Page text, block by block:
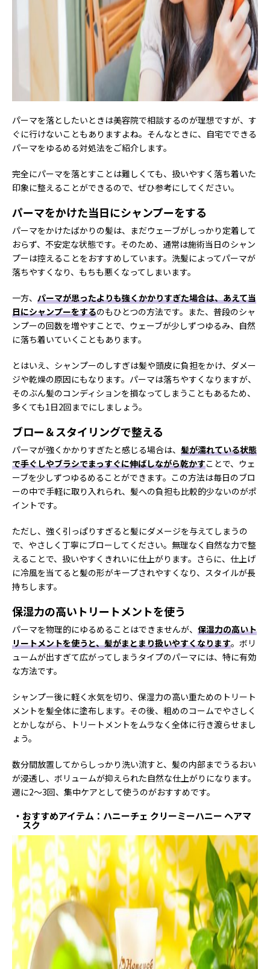
パーマを落としたいときは美容院で相談するのが理想ですが、す
ぐに行けないこともありますよね。そんなときに、自宅でできる
パーマをゆるめる対処法をご紹介します。
完全にパーマを落とすことは難しくても、扱いやすく落ち着いた
印象に整えることができるので、ぜひ参考にしてください。
パーマをかけた当日にシャンプーをする
パーマをかけたばかりの髪は、まだウェーブがしっかり定着して
おらず、不安定な状態です。そのため、通常は施術当日のシャン
プーは控えることをおすすめしています。洗髪によってパーマが
落ちやすくなり、もちも悪くなってしまいます。
一方、 パーマが思ったよりも強くかかりすぎた場合は、あえて当
日にシャンプーをするのもひとつの方法です。また、普段のシャ
ンプーの回数を増やすことで、ウェーブが少しずつゆるみ、自然
に落ち着いていくこともあります。
とはいえ、シャンプーのしすぎは髪や頭皮に負担をかけ、ダメー
ジや乾燥の原因にもなります。パーマは落ちやすくなりますが、
そのぶん髪のコンディションを損なってしまうこともあるため、
多くても1日2回までにしましょう。
ブロー＆スタイリングで整える
パーマが強くかかりすぎたと感じる場合は、 髪が濡れている状態
で手ぐしやブラシでまっすぐに伸ばしながら乾かすことで、ウェ
ーブを少しずつゆるめることができます。この方法は毎日のブロ
ーの中で手軽に取り入れられ、髪への負担も比較的少ないのがポ
イントです。
ただし、強く引っぱりすぎると髪にダメージを与えてしまうの
で、やさしく丁寧にブローしてください。無理なく自然な力で整
えることで、扱いやすくきれいに仕上がります。さらに、仕上げ
に冷風を当てると髪の形がキープされやすくなり、スタイルが長
持ちします。
保湿力の高いトリートメントを使う
パーマを物理的にゆるめることはできませんが、 保湿力の高いト
リートメントを使うと、髪がまとまり扱いやすくなります。ボリ
ュームが出すぎて広がってしまうタイプのパーマには、特に有効
な方法です。
シャンプー後に軽く水気を切り、保湿力の高い重ためのトリート
メントを髪全体に塗布します。その後、粗めのコームでやさしく
とかしながら、トリートメントをムラなく全体に行き渡らせまし
ょう。
数分間放置してからしっかり洗い流すと、髪の内部までうるおい
が浸透し、ボリュームが抑えられた自然な仕上がりになります。
週に2～3回、集中ケアとして使うのがおすすめです。
おすすめアイテム：ハニーチェ クリーミーハニー ヘアマ
スク